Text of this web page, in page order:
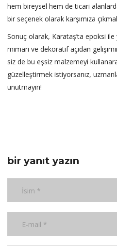
hem bireysel hem de ticari
bir seçenek olarak karşımıza
Sonuç olarak, Karataş’ta epoksi
mimari ve dekoratif açıdan
siz de bu eşsiz malzemeyi
güzelleştirmek istiyorsanız,
unutmayın!
bir yanıt yazın